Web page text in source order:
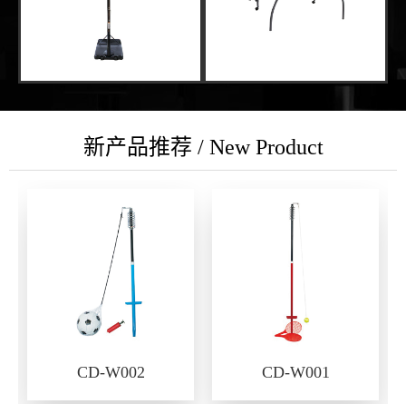
新产品推荐 / New Product
CD-W002 CD-W001